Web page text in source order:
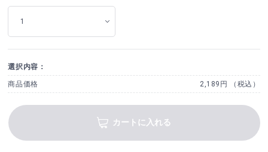
選択内容：
商品価格 2,189円 （税込）
カートに入れる